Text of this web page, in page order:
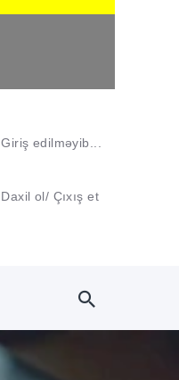
Giriş edilməyib...
Daxil ol/ Çıxış et